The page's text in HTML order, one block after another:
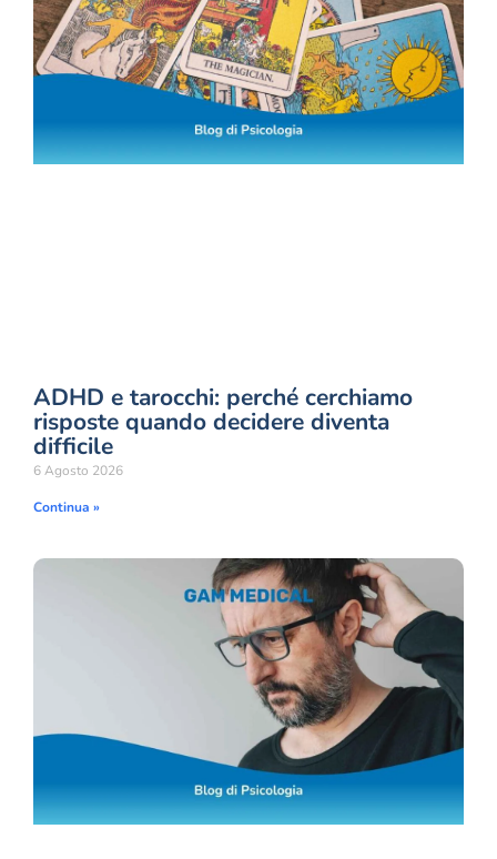
ADHD e tarocchi: perché cerchiamo
risposte quando decidere diventa
difficile
6 Agosto 2026
Continua »